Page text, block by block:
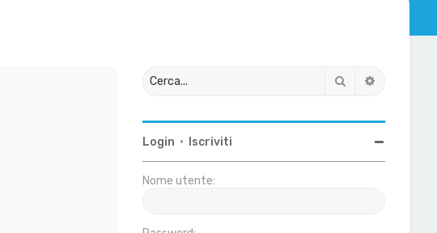
Cerca
Login • Iscriviti
Nome utente: